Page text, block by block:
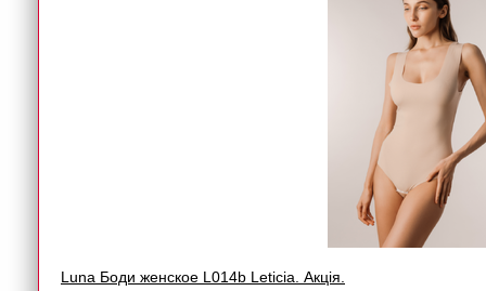
Luna Боди женское L014b Leticia. Акція.